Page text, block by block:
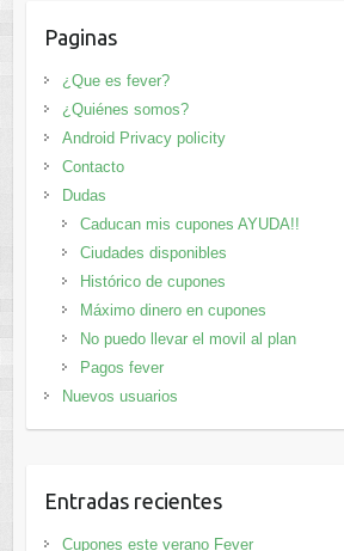
Paginas
¿Que es fever?
¿Quiénes somos?
Android Privacy policity
Contacto
Dudas
Caducan mis cupones AYUDA!!
Ciudades disponibles
Histórico de cupones
Máximo dinero en cupones
No puedo llevar el movil al plan
Pagos fever
Nuevos usuarios
Entradas recientes
Cupones este verano Fever